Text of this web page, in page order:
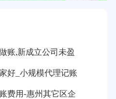
账,新成立公司未盈
好_小规模代理记账
费用-惠州其它区企